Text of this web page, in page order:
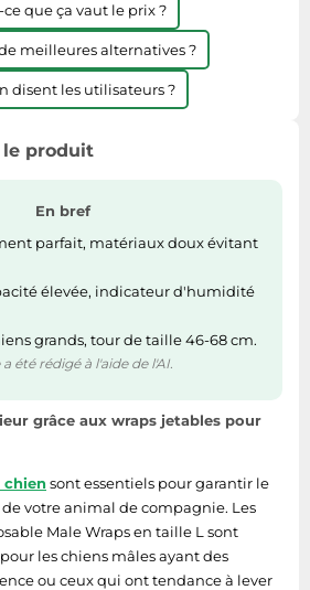
& barbe
ce que ça vaut le prix ?
meilleures alternatives ?
disent les utilisateurs ?
produit
En bref
parfait, matériaux doux évitant
élevée, indicateur d'humidité
grands, tour de taille 46-68 cm.
été rédigé à l'aide de l'AI.
grâce aux wraps jetables pour
chien sont essentiels pour garantir le
votre animal de compagnie. Les
Male Wraps en taille L sont
les chiens mâles ayant des
ou ceux qui ont tendance à lever